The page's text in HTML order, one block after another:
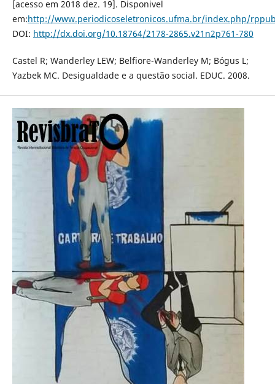
[acesso em 2018 dez. 19]. Disponivel
em:http://www.periodicoseletronicos.ufma.br/index.php/
DOI: http://dx.doi.org/10.18764/2178-2865.v21n2p761-780
Castel R; Wanderley LEW; Belfiore-Wanderley M; Bógus L;
Yazbek MC. Desigualdade e a questão social. EDUC. 2008.